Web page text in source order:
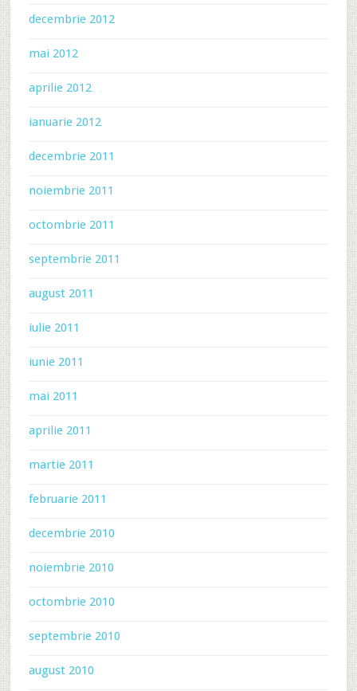
decembrie 2012
mai 2012
aprilie 2012
ianuarie 2012
decembrie 2011
noiembrie 2011
octombrie 2011
septembrie 2011
august 2011
iulie 2011
iunie 2011
mai 2011
aprilie 2011
martie 2011
februarie 2011
decembrie 2010
noiembrie 2010
octombrie 2010
septembrie 2010
august 2010